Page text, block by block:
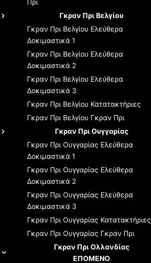
Γκραν Πρι Βελγίου
Γκραν Πρι Βελγίου Ελεύθερα
Δοκιμαστικά 1
Γκραν Πρι Βελγίου Ελεύθερα
Δοκιμαστικά 2
Γκραν Πρι Βελγίου Ελεύθερα
Δοκιμαστικά 3
Γκραν Πρι Βελγίου Κατατακτήριες
Γκραν Πρι Βελγίου Γκραν Πρι
Γκραν Πρι Ουγγαρίας
Γκραν Πρι Ουγγαρίας Ελεύθερα
Δοκιμαστικά 1
Γκραν Πρι Ουγγαρίας Ελεύθερα
Δοκιμαστικά 2
Γκραν Πρι Ουγγαρίας Ελεύθερα
Δοκιμαστικά 3
Γκραν Πρι Ουγγαρίας Κατατακτήριες
Γκραν Πρι Ουγγαρίας Γκραν Πρι
Γκραν Πρι Ολλανδίας
ΕΠΟΜΕΝΟ